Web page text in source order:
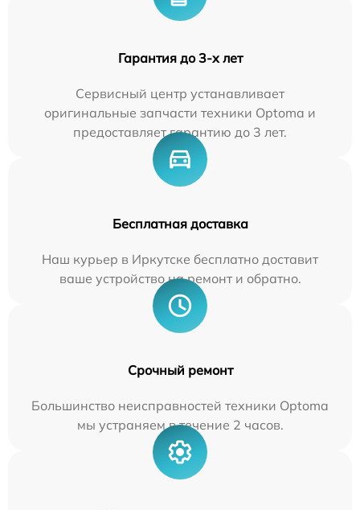
Гарантия до 3-х лет
Сервисный центр устанавливает
оригинальные запчасти техники Optoma и
предоставляет гарантию до 3 лет.
Бесплатная доставка
Наш курьер в Иркутске бесплатно доставит
ваше устройство на ремонт и обратно.
Срочный ремонт
Большинство неисправностей техники Optoma
мы устраняем в течение 2 часов.